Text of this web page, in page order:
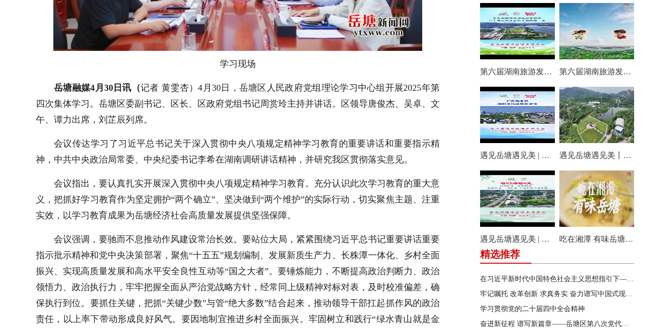
学习现场
岳塘融媒4月30日讯（记者 黄雯杏）4月30日，岳塘区人民政府党组理论学习中心组开展2025年第
四次集体学习。岳塘区委副书记、区长、区政府党组书记周赏玲主持并讲话。区领导唐俊杰、吴卓、文
午、谭力出席，刘芷辰列席。
会议传达学习了习近平总书记关于深入贯彻中央八项规定精神学习教育的重要讲话和重要指示精
神，中共中央政治局常委、中央纪委书记李希在湖南调研讲话精神，并研究我区贯彻落实意见。
会议指出，要认真扎实开展深入贯彻中央八项规定精神学习教育。充分认识此次学习教育的重大意
义，把抓好学习教育作为坚定拥护“两个确立”、坚决做到“两个维护”的实际行动，切实聚焦主题、注重
实效，以学习教育成果为岳塘经济社会高质量发展提供坚强保障。
会议强调，要驰而不息推动作风建设常治长效。要站位大局，紧紧围绕习近平总书记重要讲话重要
指示批示精神和党中央决策部署，聚焦“十五五”规划编制、发展新质生产力、长株潭一体化、乡村全面
振兴、实现高质量发展和高水平安全良性互动等“国之大者”。要锤炼能力，不断提高政治判断力、政治
领悟力、政治执行力，牢牢把握全面从严治党战略方针，经常同上级精神对标对表，及时校准偏差，确
保执行到位。要抓住关键，把抓“关键少数”与管“绝大多数”结合起来，推动领导干部扛起抓作风的政治
责任，以上率下带动形成良好风气。要因地制宜推进乡村全面振兴。牢固树立和践行“绿水青山就是金
第六届湖南旅游发展大会丨仰天湖国际休闲旅游度假区17个游玩项目全线开放嗨翻一夏 第六届湖南旅游发展大会丨阿莲潭宝带你云游岳塘
遇见岳塘遇见美 | 厂区即景区，湘钢文化园焕新迎客！ 遇见岳塘遇见美丨盘龙大观园提质焕新迎八方客
遇见岳塘遇见美 | 归隐松涧·理想村落：两期筑景 一涧生香 点亮岳塘文旅新貌 吃在湘潭 有味岳塘丨云盘山下：匠心守本味 小院忆乡愁
精选推荐
在习近平新时代中国特色社会主义思想指引下——新时代 新作为 新篇章
牢记嘱托 改革创新 求真务实 奋力谱写中国式现代化湖南篇章
学习贯彻党的二十届四中全会精神
奋进新征程 谱写新篇章——岳塘区第八次党代会特别报道